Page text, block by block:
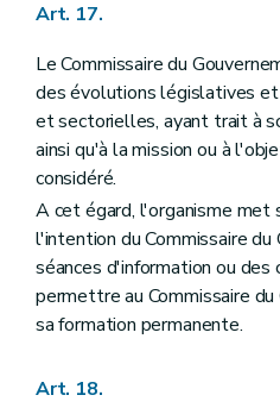
Art. 17.
Le Commissaire du
des évolutions législatives
et sectorielles, ayant trait à
ainsi qu'à la mission ou à
considéré.
A cet égard, l'organisme met
l'intention du Commissaire du
séances d'information ou
permettre au Commissaire
sa formation permanente.
Art. 18.